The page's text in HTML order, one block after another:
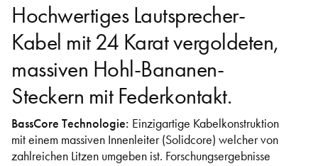
Hochwertiges Lautsprecher-
Kabel mit 24 Karat vergoldeten,
massiven Hohl-Bananen-
Steckern mit Federkontakt.
BassCore Technologie: Einzigartige Kabelkonstruktion
mit einem massiven Innenleiter (Solidcore) welcher von
zahlreichen Litzen umgeben ist. Forschungsergebnisse